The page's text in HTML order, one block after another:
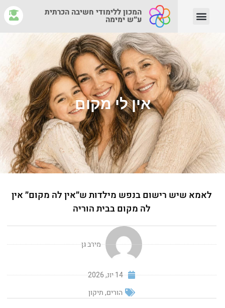
המכון ללימודי חשיבה הכרתית
ע״ש ימימה
אין לי מקום
לאמא שיש רישום בנפש מילדות ש״אין לה מקום״ אין
לה מקום בבית הוריה
מירב גן
14 יונ, 2026
הורים,תיקון